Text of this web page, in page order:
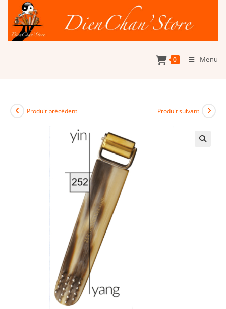
content
0 Menu
Produit précédent Produit suivant